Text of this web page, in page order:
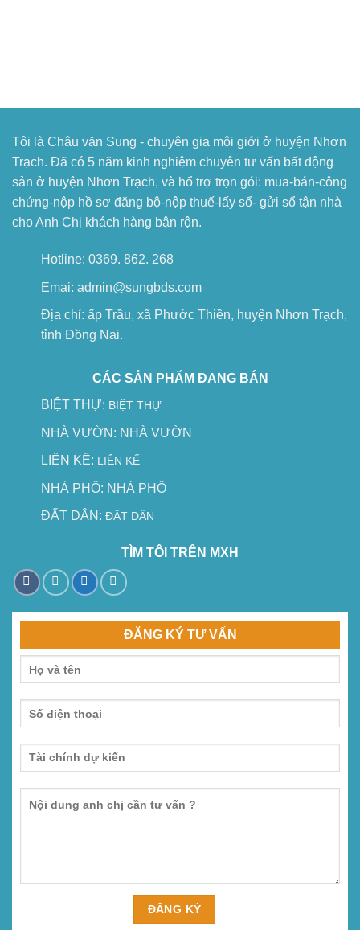
Tôi là Châu văn Sung - chuyên gia môi giới ở huyện Nhơn
Trạch. Đã có 5 năm kinh nghiệm chuyên tư vấn bất động
sản ở huyện Nhơn Trạch, và hổ trợ trọn gói: mua-bán-công
chứng-nộp hồ sơ đăng bộ-nộp thuế-lấy sổ- gửi sổ tận nhà
cho Anh Chị khách hàng bận rộn.
Hotline: 0369. 862. 268
Emai: admin@sungbds.com
Địa chỉ: ấp Trầu, xã Phước Thiền, huyện Nhơn Trạch,
tỉnh Đồng Nai.
CÁC SẢN PHẨM ĐANG BÁN
BIỆT THỰ: BIỆT THỰ
NHÀ VƯỜN: NHÀ VƯỜN
LIÊN KẾ: LIÊN KẾ
NHÀ PHỐ: NHÀ PHỐ
ĐẤT DÂN: ĐẤT DÂN
TÌM TÔI TRÊN MXH
ĐĂNG KÝ TƯ VẤN